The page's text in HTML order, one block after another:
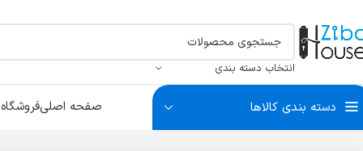
انتخاب دسته بندی
دسته بندی کالاها صفحه اصلیفروشگاه